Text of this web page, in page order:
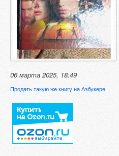
06 марта 2025, 18:49
Продать такую же книгу на Азбукере